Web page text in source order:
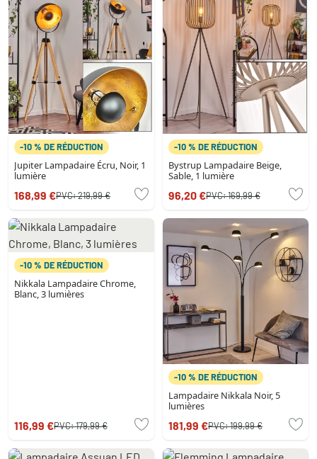
-10 % DE RÉDUCTION
Jupiter Lampadaire Écru, Noir, 1
lumière
168,99 €PVC:219,99 €
-10 % DE RÉDUCTION
Bystrup Lampadaire Beige,
Sable, 1 lumière
96,20 €PVC:169,99 €
-10 % DE RÉDUCTION
Nikkala Lampadaire Chrome,
Blanc, 3 lumières
116,99 €PVC:179,99 €
-10 % DE RÉDUCTION
Lampadaire Nikkala Noir, 5
lumières
181,99 €PVC:199,99 €